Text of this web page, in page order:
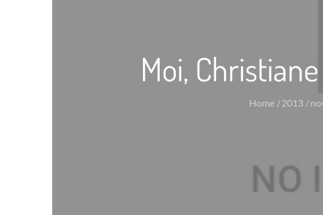
Moi,
Home 2013